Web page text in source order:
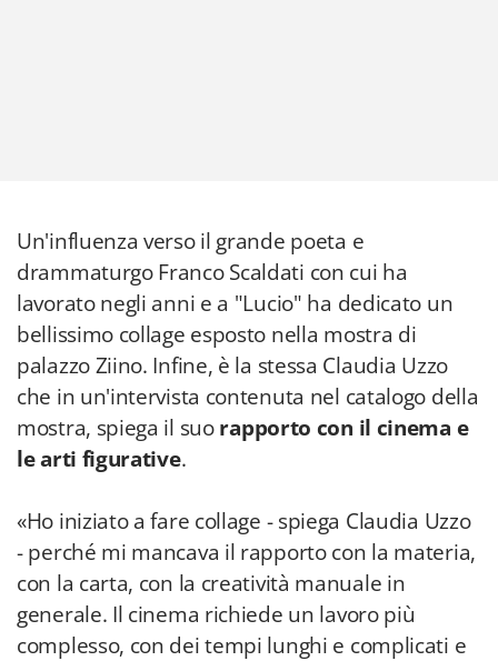
Un'influenza verso il grande poeta e
drammaturgo Franco Scaldati con cui ha
lavorato negli anni e a "Lucio" ha dedicato un
bellissimo collage esposto nella mostra di
palazzo Ziino. Infine, è la stessa Claudia Uzzo
che in un'intervista contenuta nel catalogo della
mostra, spiega il suorapporto con il cinema e
le arti figurative.
«Ho iniziato a fare collage - spiega Claudia Uzzo
- perché mi mancava il rapporto con la materia,
con la carta, con la creatività manuale in
generale. Il cinema richiede un lavoro più
complesso, con dei tempi lunghi e complicati e